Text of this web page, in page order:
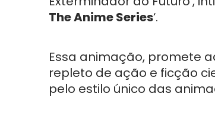
The Anime Series‘.
Essa animação, promete
repleto de ação e ficção
pelo estilo único das